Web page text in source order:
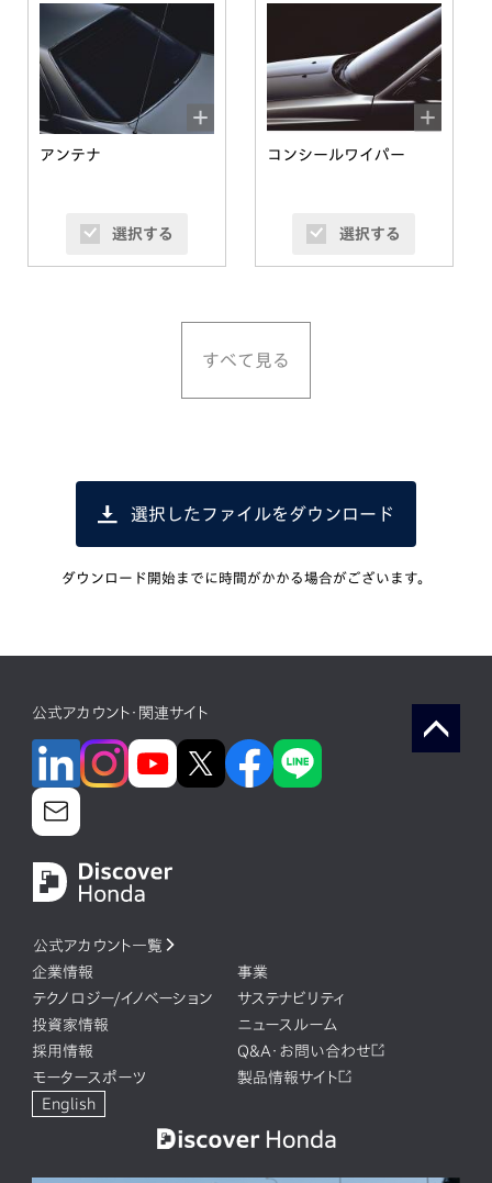
アンテナ
選択する
コンシールワイパー
選択する
すべて見る
選択したファイルをダウンロード
ダウンロード開始までに時間がかかる場合がございます。
公式アカウント・関連サイト
公式アカウント一覧
企業情報
事業
テクノロジー/イノベーション
サステナビリティ
投資家情報
ニュースルーム
採用情報
Q&A・お問い合わせ
モータースポーツ
製品情報サイト
English